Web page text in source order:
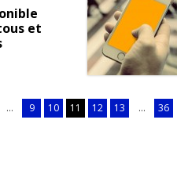
et
... 9 10 11 12 13 ... 36